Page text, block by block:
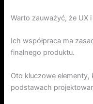
Warto zauważyć, że UX
Ich współpraca ma
finalnego produktu.
Oto kluczowe
podstawach